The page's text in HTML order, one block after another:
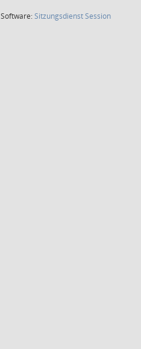
Software:SitzungsdienstSession(Wird in